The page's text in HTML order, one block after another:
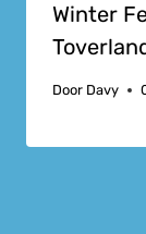
Winter
Door Davy